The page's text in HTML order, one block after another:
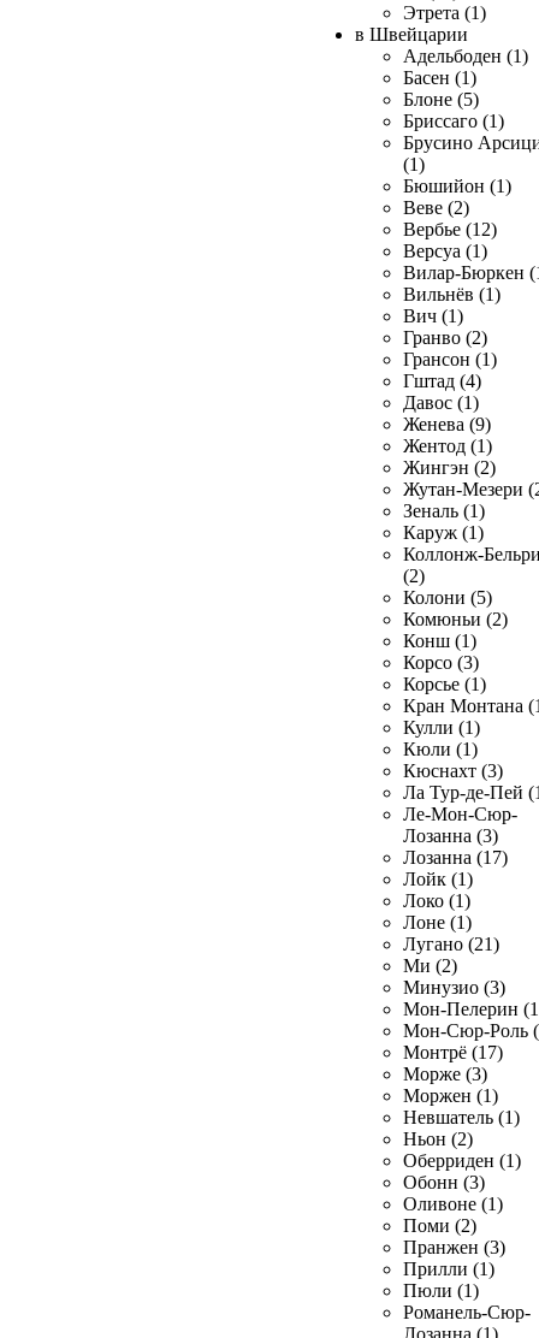
Этрета (1)
в Швейцарии
Адельбоден (1)
Басен (1)
Блоне (5)
Бриссаго (1)
Брусино
(1)
Бюшийон (1)
Веве (2)
Вербье (12)
Версуа (1)
Вилар-Бюркен
Вильнёв (1)
Вич (1)
Гранво (2)
Грансон (1)
Гштад (4)
Давос (1)
Женева (9)
Жентод (1)
Жингэн (2)
Жутан-Мезери
Зеналь (1)
Каруж (1)
Коллонж-
(2)
Колони (5)
Комюньи (2)
Конш (1)
Корсо (3)
Корсье (1)
Кран Монтана
Кулли (1)
Кюли (1)
Кюснахт (3)
Ла Тур-де-Пей
Ле-Мон-Сюр-
Лозанна (3)
Лозанна (17)
Лойк (1)
Локо (1)
Лоне (1)
Лугано (21)
Ми (2)
Минузио (3)
Мон-Пелерин
Мон-Сюр-Роль
Монтрё (17)
Морже (3)
Моржен (1)
Невшатель (1)
Ньон (2)
Оберриден (1)
Обонн (3)
Оливоне (1)
Поми (2)
Пранжен (3)
Прилли (1)
Пюли (1)
Романель-Сюр-
Лозанна (1)